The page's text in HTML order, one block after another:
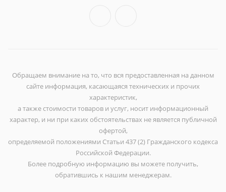
Обращаем внимание на то, что вся предоставленная на данном
сайте информация, касающаяся технических и прочих
характеристик,
а также стоимости товаров и услуг, носит информационный
характер, и ни при каких обстоятельствах не является публичной
офертой,
определяемой положениями Статьи 437 (2) Гражданского кодекса
Российской Федерации.
Более подробную информацию вы можете получить,
обратившись к нашим менеджерам.